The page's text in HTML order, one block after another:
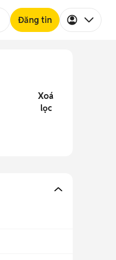
Đăng tin
Xoá
lọc